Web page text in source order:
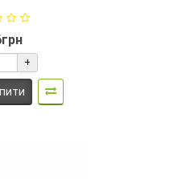
+